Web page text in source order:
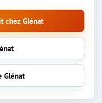
chez Glénat
Glénat